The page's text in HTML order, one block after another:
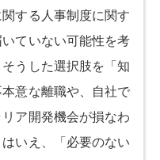
する人事制度に関す
ていない可能性を考
うした選択肢を「知
意な離職や、自社で
ア開発機会が損なわ
いえ、「必要のない